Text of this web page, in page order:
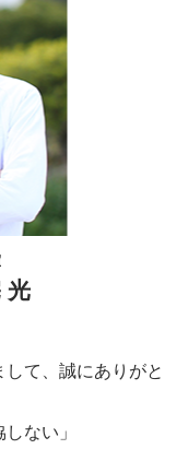
光
て、誠にありがと
ない」